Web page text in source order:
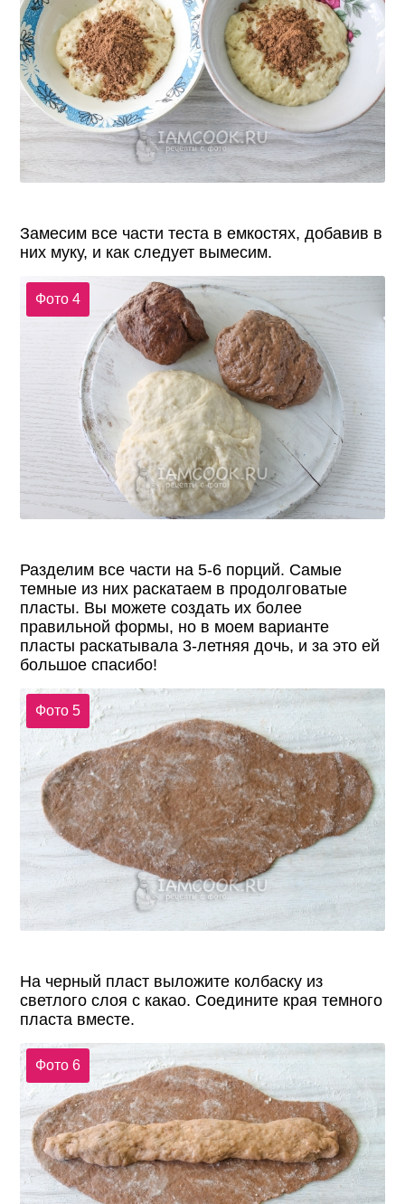
Замесим все части теста в емкостях, добавив в
них муку, и как следует вымесим.
Фото 4
Разделим все части на 5-6 порций. Самые
темные из них раскатаем в продолговатые
пласты. Вы можете создать их более
правильной формы, но в моем варианте
пласты раскатывала 3-летняя дочь, и за это ей
большое спасибо!
Фото 5
На черный пласт выложите колбаску из
светлого слоя с какао. Соедините края темного
пласта вместе.
Фото 6